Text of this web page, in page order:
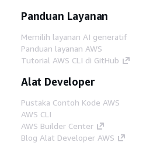
Panduan Layanan
Memilih layanan AI generatif
Panduan layanan AWS
Tutorial AWS CLI di GitHub
Alat Developer
Pustaka Contoh Kode AWS
AWS CLI
AWS Builder Center
Blog Alat Developer AWS